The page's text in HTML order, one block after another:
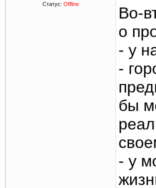
Статус: Offline
Во-
о
- у
-
бы
- у